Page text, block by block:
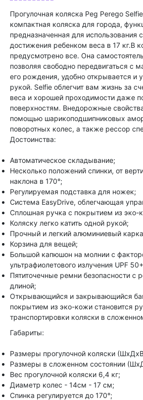
Прогулочная коляска Peg Perego
компактная коляска для города,
предназначенная для использования
достижения ребенком веса в 17 кг.В
предусмотрено все. Она
позволяя свободно передвигаться с
его рождения, удобно открывается и
рукой. Selfie облегчит вам жизнь за
веса и хорошей проходимости даже
поверхностям. Внедорожные
помощью шарикоподшипниковых
поворотных колес, а также рессор
Достоинства:
Автоматическое складывание;
Несколько положений спинки, от
наклона в 170°;
Регулируемая подставка для ножек;
Система EasyDrive, облегчающая
Сплошная ручка с покрытием из эко-
Коляску легко катить одной рукой;
Прочный и легкий алюминиевый
Корзина для вещей;
Большой капюшон на молнии с
ультрафиолетового излучения UPF
Пятиточечные ремни безопасности с
длиной;
Открывающийся и закрывающийся
покрытием из эко-кожи становится
транспортировки коляски в
Габариты:
Размеры прогулочной коляски
Размеры в сложенном состоянии
Вес прогулочной коляски 6,4 кг;
Диаметр колес - 14см - 17 см;
Спинка регулируется до 170°;